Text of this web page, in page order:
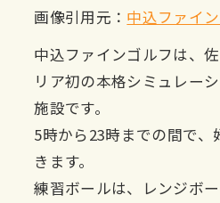
画像引用元： 中込ファイ
中込ファインゴルフは、
リア初の本格シミュレー
施設です。
5時から23時までの間で、
きます。
練習ボールは、レンジボ